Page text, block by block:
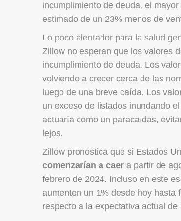
incumplimiento de deuda, el
estimado de un 23% menos de
Lo poco alentador para la salud
Zillow no esperan que los valores
incumplimiento de deuda. Los
volviendo a crecer cerca de las
luego de una breve caída. Los
un exceso de listados inundando
actuaría como un paracaídas,
lejos.
Zillow pronostica que si Estados
comenzarían a caer a partir de
febrero de 2024. Incluso en este
aumenten un 1% desde hoy hasta
respecto a la expectativa actual